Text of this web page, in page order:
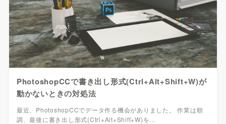
PhotoshopCCで書き出し形式(Ctrl+Alt+Shift+W)が
動かないときの対処法
最近、PhotoshopCCでデータ作る機会がありました。 作業は順
調、最後に書き出し形式(Ctrl+Alt+Shift+W)を…